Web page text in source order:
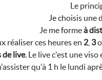
Le
Je choisis une
Je me formeà
réaliser ces heures en 2, 3
de live. Le live c'est une
qu'à 1 h le lundi